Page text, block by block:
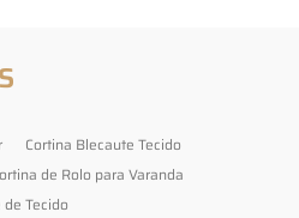
Cortina Blecaute Tecido
de Rolo para Varanda
Tecido